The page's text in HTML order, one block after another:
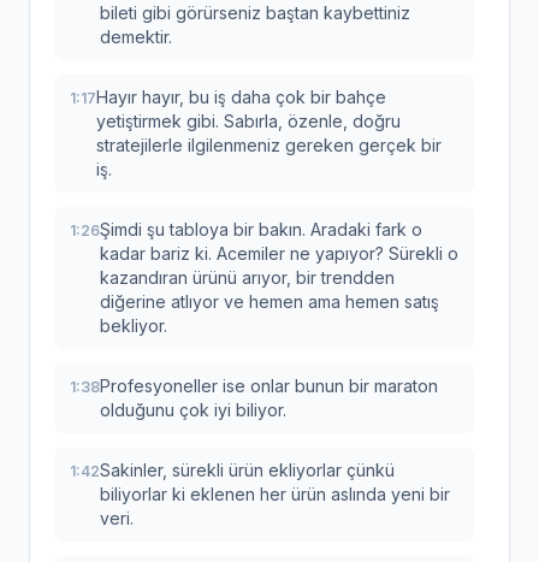
bileti gibi görürseniz baştan kaybettiniz
demektir.
1:17Hayır hayır, bu iş daha çok bir bahçe
yetiştirmek gibi. Sabırla, özenle, doğru
stratejilerle ilgilenmeniz gereken gerçek bir
iş.
1:26Şimdi şu tabloya bir bakın. Aradaki fark o
kadar bariz ki. Acemiler ne yapıyor? Sürekli o
kazandıran ürünü arıyor, bir trendden
diğerine atlıyor ve hemen ama hemen satış
bekliyor.
1:38Profesyoneller ise onlar bunun bir maraton
olduğunu çok iyi biliyor.
1:42Sakinler, sürekli ürün ekliyorlar çünkü
biliyorlar ki eklenen her ürün aslında yeni bir
veri.